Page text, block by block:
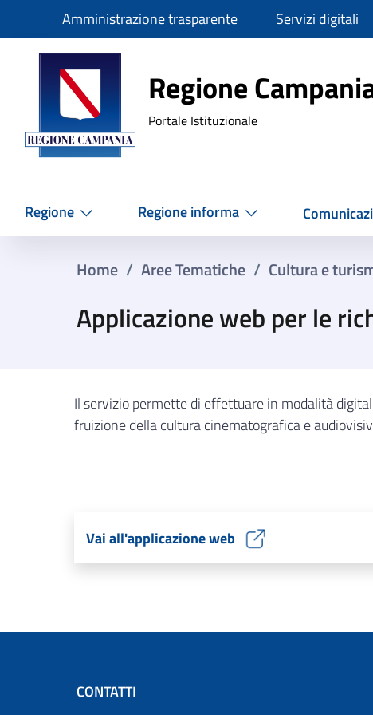
SlimAmministrazione trasparente Servizi digitali
Regione
Regione
Portale Istituzionale
Regione Regione informa
Home / Aree Tematiche / Cultura e
Applicazione web per le
Il servizio permette di effettuare in modalità
fruizione della cultura cinematografica e
Vai all'applicazione web
CONTATTI